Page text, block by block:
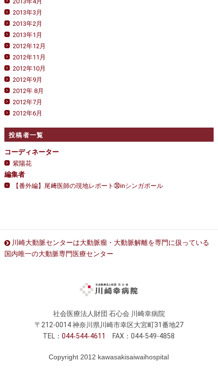
2013年3月
2013年2月
2013年1月
2012年12月
2012年11月
2012年10月
2012年9月
2012年 8月
2012年7月
2012年6月
投稿者一覧
コーディネーター
紫陽花
編集者
【番外編】尾﨑医師の現地レポート㉚inシンガポール
川崎大動脈センターは大動脈瘤・大動脈解離を専門に扱っている
国内唯一の大動脈専門医療センター
社会医療法人財団 石心会 川崎幸病院
〒212-0014 神奈川県川崎市幸区大宮町31番地27
TEL：044 544 4611 FAX：044-549-4858
Copyright 2012 kawasakisaiwaihospital